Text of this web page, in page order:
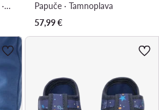
Papuče · Medvjedić Winnie · Svijetlo bež
Papuče · Tamnoplava
57,99€